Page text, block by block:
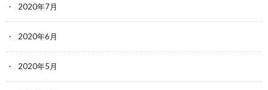
2020年7月
2020年6月
2020年5月